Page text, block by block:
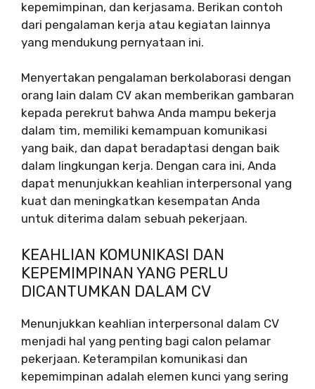
kepemimpinan, dan kerjasama. Berikan contoh
dari pengalaman kerja atau kegiatan lainnya
yang mendukung pernyataan ini.
Menyertakan pengalaman berkolaborasi dengan
orang lain dalam CV akan memberikan gambaran
kepada perekrut bahwa Anda mampu bekerja
dalam tim, memiliki kemampuan komunikasi
yang baik, dan dapat beradaptasi dengan baik
dalam lingkungan kerja. Dengan cara ini, Anda
dapat menunjukkan keahlian interpersonal yang
kuat dan meningkatkan kesempatan Anda
untuk diterima dalam sebuah pekerjaan.
KEAHLIAN KOMUNIKASI DAN
KEPEMIMPINAN YANG PERLU
DICANTUMKAN DALAM CV
Menunjukkan keahlian interpersonal dalam CV
menjadi hal yang penting bagi calon pelamar
pekerjaan. Keterampilan komunikasi dan
kepemimpinan adalah elemen kunci yang sering